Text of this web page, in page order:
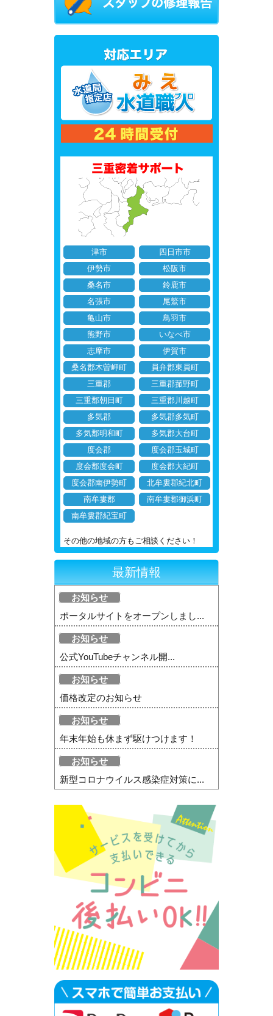
津市
四日市市
伊勢市
松阪市
桑名市
鈴鹿市
名張市
尾鷲市
亀山市
鳥羽市
熊野市
いなべ市
志摩市
伊賀市
桑名郡木曽岬町
員弁郡東員町
三重郡
三重郡菰野町
三重郡朝日町
三重郡川越町
多気郡
多気郡多気町
多気郡明和町
多気郡大台町
度会郡
度会郡玉城町
度会郡度会町
度会郡大紀町
度会郡南伊勢町
北牟婁郡紀北町
南牟婁郡
南牟婁郡御浜町
南牟婁郡紀宝町
その他の地域の方もご相談ください！
最新情報
お知らせ
ポータルサイトをオープンしまし...
お知らせ
公式YouTubeチャンネル開...
お知らせ
価格改定のお知らせ
お知らせ
年末年始も休まず駆けつけます！
お知らせ
新型コロナウイルス感染症対策に...